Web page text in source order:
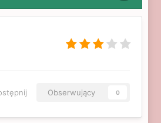
Obserwujący 0